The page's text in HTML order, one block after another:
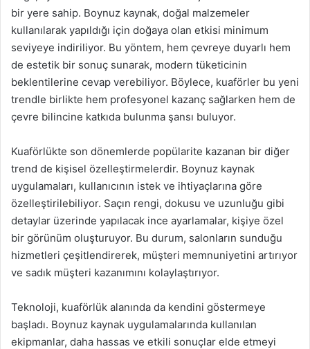
bir yere sahip. Boynuz kaynak, doğal malzemeler
kullanılarak yapıldığı için doğaya olan etkisi minimum
seviyeye indiriliyor. Bu yöntem, hem çevreye duyarlı hem
de estetik bir sonuç sunarak, modern tüketicinin
beklentilerine cevap verebiliyor. Böylece, kuaförler bu yeni
trendle birlikte hem profesyonel kazanç sağlarken hem de
çevre bilincine katkıda bulunma şansı buluyor.
Kuaförlükte son dönemlerde popülarite kazanan bir diğer
trend de kişisel özelleştirmelerdir. Boynuz kaynak
uygulamaları, kullanıcının istek ve ihtiyaçlarına göre
özelleştirilebiliyor. Saçın rengi, dokusu ve uzunluğu gibi
detaylar üzerinde yapılacak ince ayarlamalar, kişiye özel
bir görünüm oluşturuyor. Bu durum, salonların sunduğu
hizmetleri çeşitlendirerek, müşteri memnuniyetini artırıyor
ve sadık müşteri kazanımını kolaylaştırıyor.
Teknoloji, kuaförlük alanında da kendini göstermeye
başladı. Boynuz kaynak uygulamalarında kullanılan
ekipmanlar, daha hassas ve etkili sonuçlar elde etmeyi